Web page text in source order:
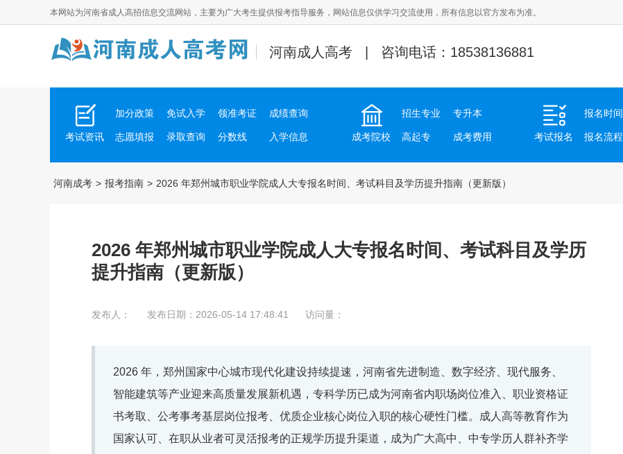
本网站为河南省成人高招信息交流网站，主要为广大考生提供报考指导服务，网站信息仅供学习交流使用，所有信息以官方发布为准。
河南成人高考 | 咨询电话：18538136881
考试资讯
加分政策 免试入学 领准考证 成绩查询
志愿填报 录取查询 分数线 入学信息 成考院校
招生专业 专升本
高起专 成考费用 考试报名
报名时间
报名流程
河南成考 > 报考指南 > 2026 年郑州城市职业学院成人大专报名时间、考试科目及学历提升指南（更新版）
2026 年郑州城市职业学院成人大专报名时间、考试科目及学历
提升指南（更新版）
发布人： 发布日期：2026-05-14 17:48:41 访问量：
2026 年，郑州国家中心城市现代化建设持续提速，河南省先进制造、数字经济、现代服务、
智能建筑等产业迎来高质量发展新机遇，专科学历已成为河南省内职场岗位准入、职业资格证
书考取、公考事考基层岗位报考、优质企业核心岗位入职的核心硬性门槛。成人高等教育作为
国家认可、在职从业者可灵活报考的正规学历提升渠道，成为广大高中、中专学历人群补齐学